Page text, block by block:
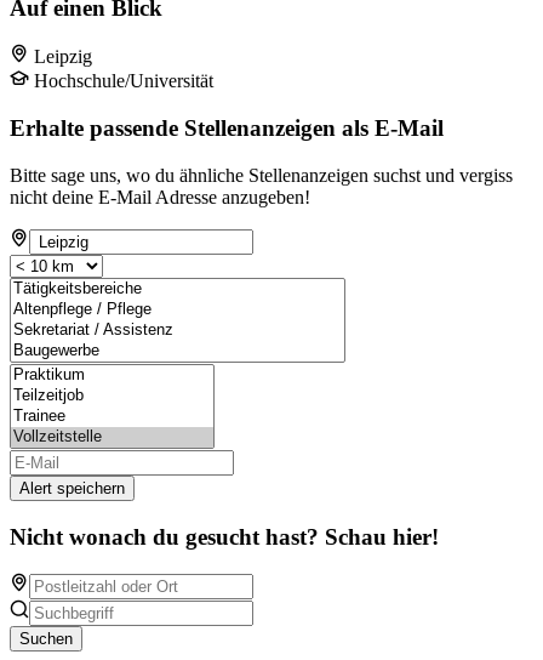
Auf einen Blick
Leipzig
Hochschule/Universität
Erhalte passende Stellenanzeigen als E-Mail
Bitte sage uns, wo du ähnliche Stellenanzeigen suchst und vergiss
nicht deine E-Mail Adresse anzugeben!
Alert speichern
Nicht wonach du gesucht hast? Schau hier!
Suchen